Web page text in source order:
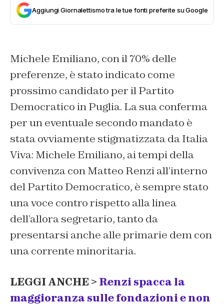
Aggiungi Giornalettismo tra le tue fonti preferite su Google
Michele Emiliano, con il 70% delle
preferenze, è stato indicato come
prossimo candidato per il Partito
Democratico in Puglia. La sua conferma
per un eventuale secondo mandato è
stata ovviamente stigmatizzata da Italia
Viva: Michele Emiliano, ai tempi della
convivenza con Matteo Renzi all’interno
del Partito Democratico, è sempre stato
una voce contro rispetto alla linea
dell’allora segretario, tanto da
presentarsi anche alle primarie dem con
una corrente minoritaria.
LEGGI ANCHE > Renzi spacca la
maggioranza sulle fondazioni e non